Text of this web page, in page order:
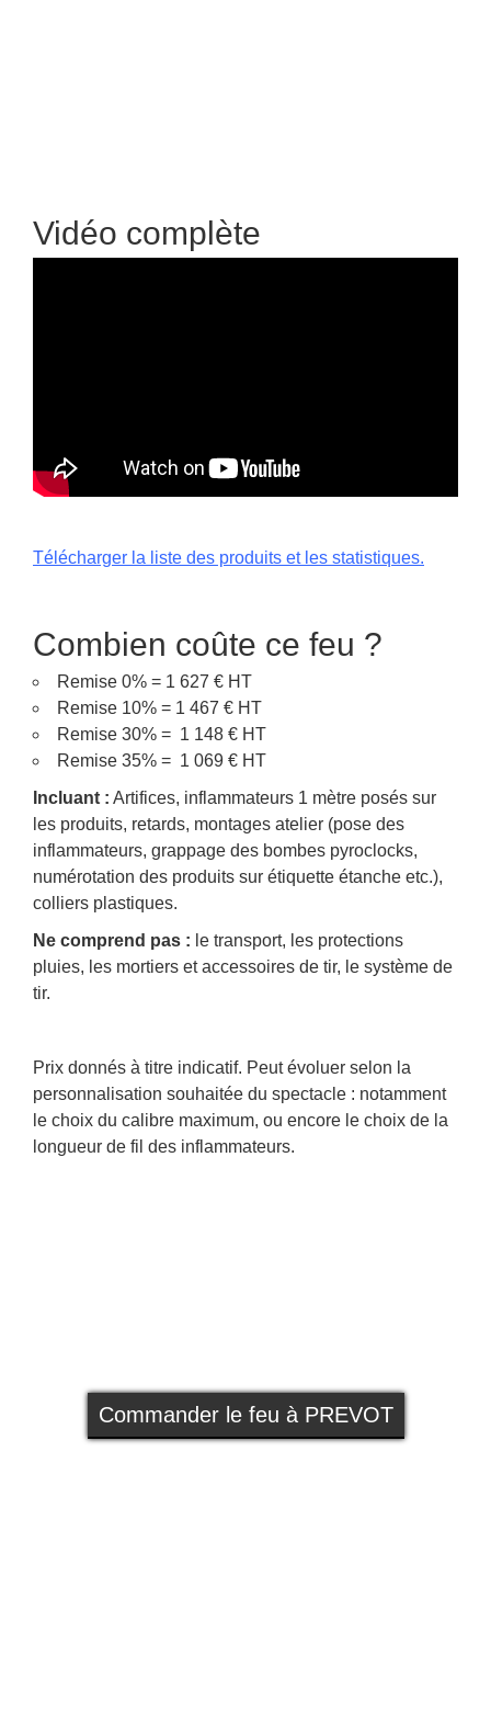
Vidéo complète
Télécharger la liste des produits et les statistiques.
Combien coûte ce feu ?
Remise 0% = 1 627 € HT
Remise 10% = 1 467 € HT
Remise 30% = 1 148 € HT
Remise 35% = 1 069 € HT
Incluant : Artifices, inflammateurs 1 mètre posés sur
les produits, retards, montages atelier (pose des
inflammateurs, grappage des bombes pyroclocks,
numérotation des produits sur étiquette étanche etc.),
colliers plastiques.
Ne comprend pas : le transport, les protections
pluies, les mortiers et accessoires de tir, le système de
tir.
Prix donnés à titre indicatif. Peut évoluer selon la
personnalisation souhaitée du spectacle : notamment
le choix du calibre maximum, ou encore le choix de la
longueur de fil des inflammateurs.
Commander le feu à PREVOT